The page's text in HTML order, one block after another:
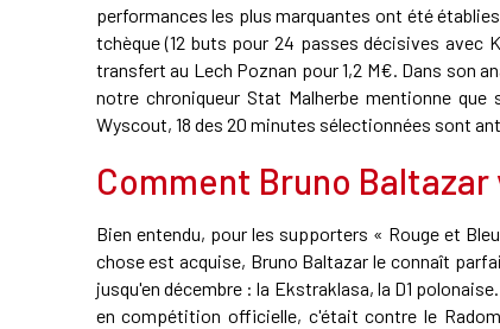
performances les plus marquantes ont été
tchèque (12 buts pour 24 passes décisives avec
transfert au Lech Poznan pour 1,2 M€. Dans son
notre chroniqueur Stat Malherbe mentionne
Wyscout, 18 des 20 minutes sélectionnées sont
Comment Bruno Baltazar
Bien entendu, pour les supporters « Rouge et
chose est acquise, Bruno Baltazar le connaît
jusqu'en décembre : la Ekstraklasa, la D1
en compétition officielle, c'était contre le